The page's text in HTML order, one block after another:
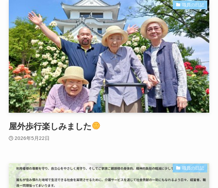
職員の日記
屋外歩行楽しみました
2026年5月22日
職員の日記